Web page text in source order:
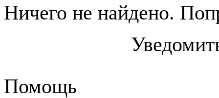
Ничего не найдено.
Помощь